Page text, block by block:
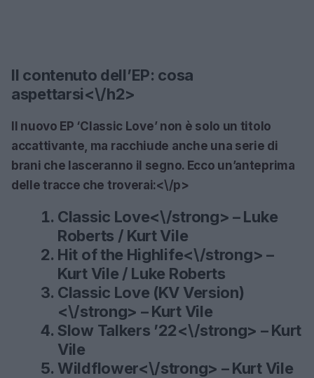
Il contenuto dell’EP: cosa
aspettarsi<\/h2>
Il nuovo EP ‘Classic Love’non è solo un titolo
accattivante, ma racchiude anche una serie di
brani che lasceranno il segno. Ecco un’anteprima
delle tracce che troverai:<\/p>
Classic Love<\/strong> – Luke
Roberts / Kurt Vile
Hit of the Highlife<\/strong> –
Kurt Vile / Luke Roberts
Classic Love (KV Version)
<\/strong> – Kurt Vile
Slow Talkers ’22<\/strong> – Kurt
Vile
Wildflower<\/strong> – Kurt Vile